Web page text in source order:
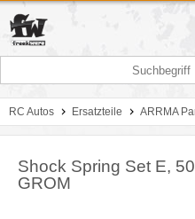
RC Autos Ersatzteile ARRMA
Shock Spring Set E,
GROM